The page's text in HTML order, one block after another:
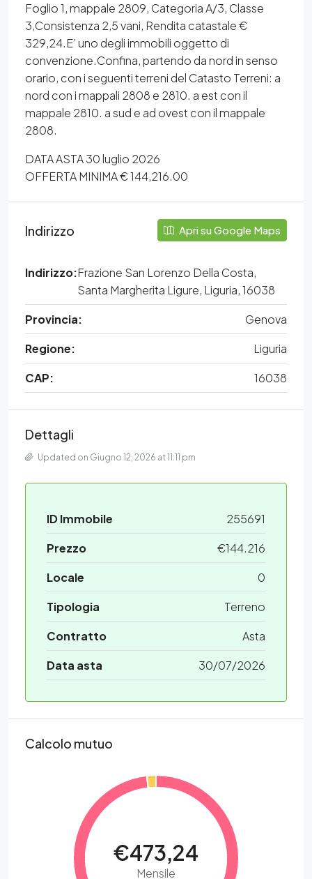
Foglio 1, mappale 2809, Categoria A/3, Classe
3,Consistenza 2,5 vani, Rendita catastale €
329,24.E’ uno degli immobili oggetto di
convenzione.Confina, partendo da nord in senso
orario, con i seguenti terreni del Catasto Terreni: a
nord con i mappali 2808 e 2810. a est con il
mappale 2810. a sud e ad ovest con il mappale
2808.
DATA ASTA 30 luglio 2026
OFFERTA MINIMA € 144,216.00
Indirizzo Apri su Google Maps
Indirizzo:Frazione San Lorenzo Della Costa,
Santa Margherita Ligure, Liguria, 16038
Provincia:
Genova
Regione:
Liguria
CAP:
16038
Dettagli
Updated on Giugno 12, 2026 at 11:11 pm
ID Immobile
255691
Prezzo
€144.216
Locale
0
Tipologia
Terreno
Contratto
Asta
Data asta
30/07/2026
Calcolo mutuo
€473,24
Mensile